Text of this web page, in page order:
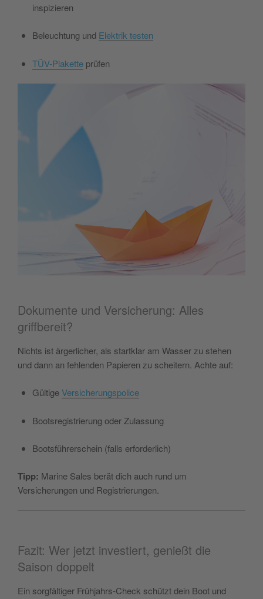
inspizieren
Beleuchtung und Elektrik testen
TÜV-Plakette prüfen
Dokumente und Versicherung: Alles
griffbereit?
Nichts ist ärgerlicher, als startklar am Wasser zu stehen
und dann an fehlenden Papieren zu scheitern. Achte auf:
GültigeVersicherungspolice
Bootsregistrierung oder Zulassung
Bootsführerschein (falls erforderlich)
Tipp: Marine Sales berät dich auch rund um
Versicherungen und Registrierungen.
Fazit: Wer jetzt investiert, genießt die
Saison doppelt
Ein sorgfältiger Frühjahrs-Check schützt dein Boot und